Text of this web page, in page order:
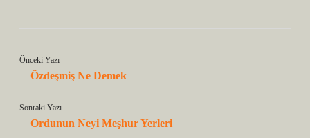
Önceki Yazı
Özdeşmiş Ne Demek
Sonraki Yazı
Ordunun Neyi Meşhur Yerleri